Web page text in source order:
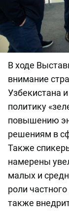
В ходе
внимание
Узбекистана
политику
повышению
решениям в
Также
намерены
малых и
роли
также